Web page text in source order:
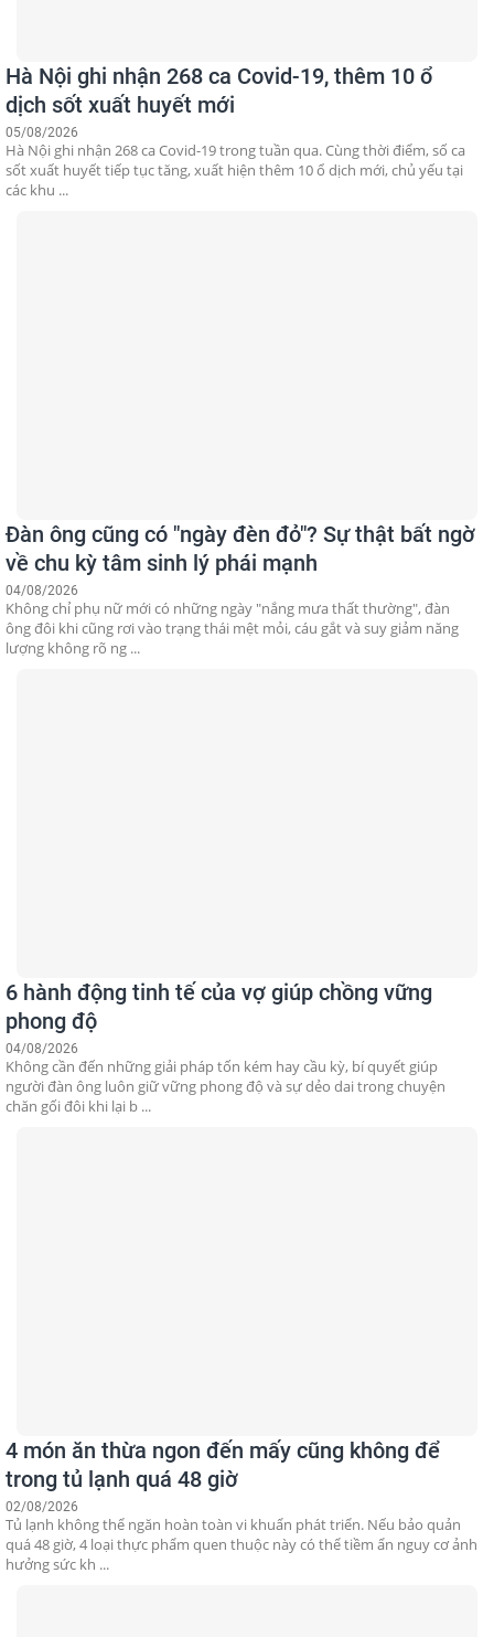
Hà Nội ghi nhận 268 ca Covid-19, thêm 10 ổ
dịch sốt xuất huyết mới
05/08/2026
Hà Nội ghi nhận 268 ca Covid-19 trong tuần qua. Cùng thời điểm, số ca
sốt xuất huyết tiếp tục tăng, xuất hiện thêm 10 ổ dịch mới, chủ yếu tại
các khu ...
Đàn ông cũng có "ngày đèn đỏ"? Sự thật bất ngờ
về chu kỳ tâm sinh lý phái mạnh
04/08/2026
Không chỉ phụ nữ mới có những ngày "nắng mưa thất thường", đàn
ông đôi khi cũng rơi vào trạng thái mệt mỏi, cáu gắt và suy giảm năng
lượng không rõ ng ...
6 hành động tinh tế của vợ giúp chồng vững
phong độ
04/08/2026
Không cần đến những giải pháp tốn kém hay cầu kỳ, bí quyết giúp
người đàn ông luôn giữ vững phong độ và sự dẻo dai trong chuyện
chăn gối đôi khi lại b ...
4 món ăn thừa ngon đến mấy cũng không để
trong tủ lạnh quá 48 giờ
02/08/2026
Tủ lạnh không thể ngăn hoàn toàn vi khuẩn phát triển. Nếu bảo quản
quá 48 giờ, 4 loại thực phẩm quen thuộc này có thể tiềm ẩn nguy cơ ảnh
hưởng sức kh ...